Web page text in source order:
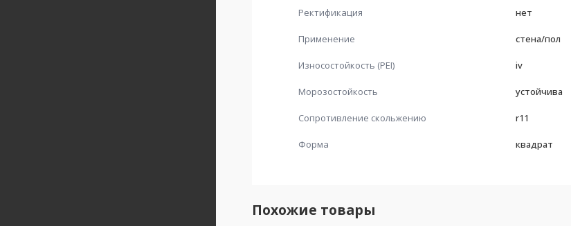
Ректификация нет
Применение стена/пол
Износостойкость (PEI) iv
Морозостойкость устойчива
Сопротивление скольжению r11
Форма квадрат
Похожие товары